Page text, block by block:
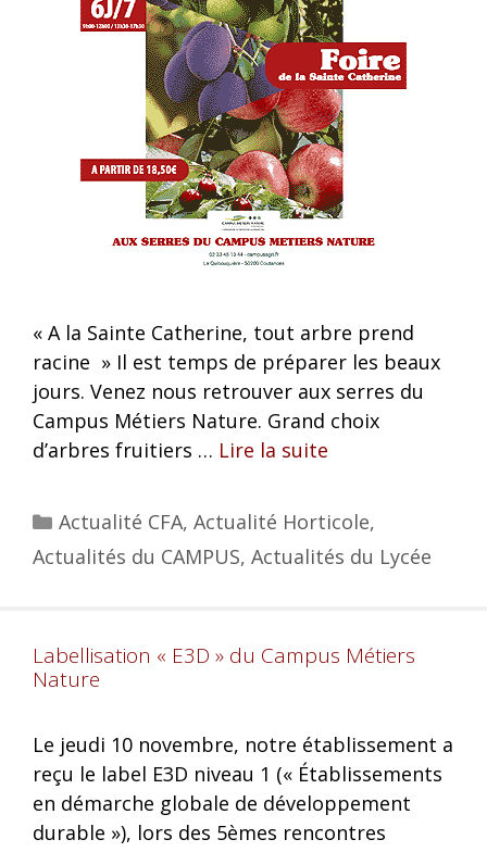
« A la Sainte Catherine, tout arbre prend
racine » Il est temps de préparer les beaux
jours. Venez nous retrouver aux serres du
Campus Métiers Nature. Grand choix
d’arbres fruitiers … Lire la suite
Actualité CFA, Actualité Horticole,
Actualités du CAMPUS, Actualités du Lycée
Labellisation « E3D » du Campus Métiers
Nature
Le jeudi 10 novembre, notre établissement a
reçu le label E3D niveau 1 (« Établissements
en démarche globale de développement
durable »), lors des 5èmes rencontres